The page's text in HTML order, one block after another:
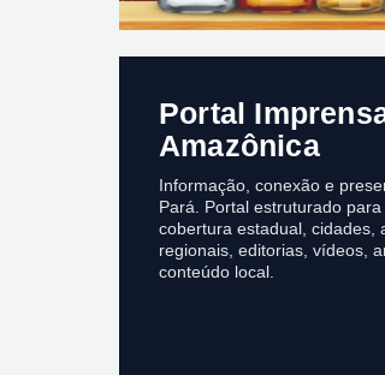
Portal
Amazônica
Informação, conexão e
Pará. Portal estruturado
cobertura estadual, cidades,
regionais, editorias, vídeos,
conteúdo local.